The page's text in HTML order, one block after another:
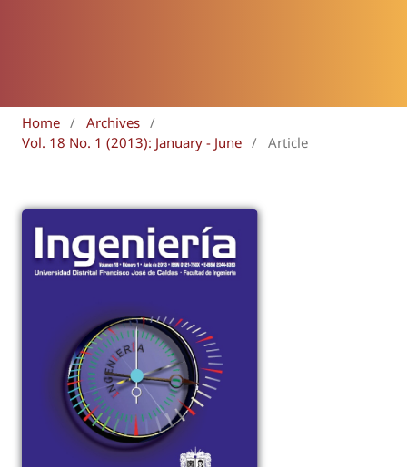
Home / Archives /
Vol. 18 No. 1 (2013): January - June / Article